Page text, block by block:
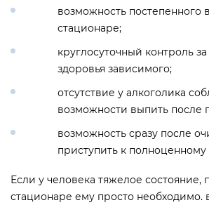
возможность постепенного
стационаре;
круглосуточный контроль
здоровья зависимого;
отсутствие у алкоголика
возможности выпить после
возможность сразу после
приступить к
Если у человека тяжелое состояние,
стационаре ему просто необходимо.